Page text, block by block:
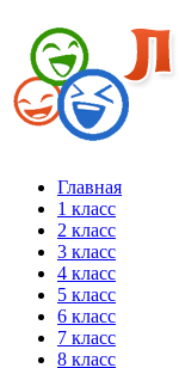
Главная
1 класс
2 класс
3 класс
4 класс
5 класс
6 класс
7 класс
8 класс